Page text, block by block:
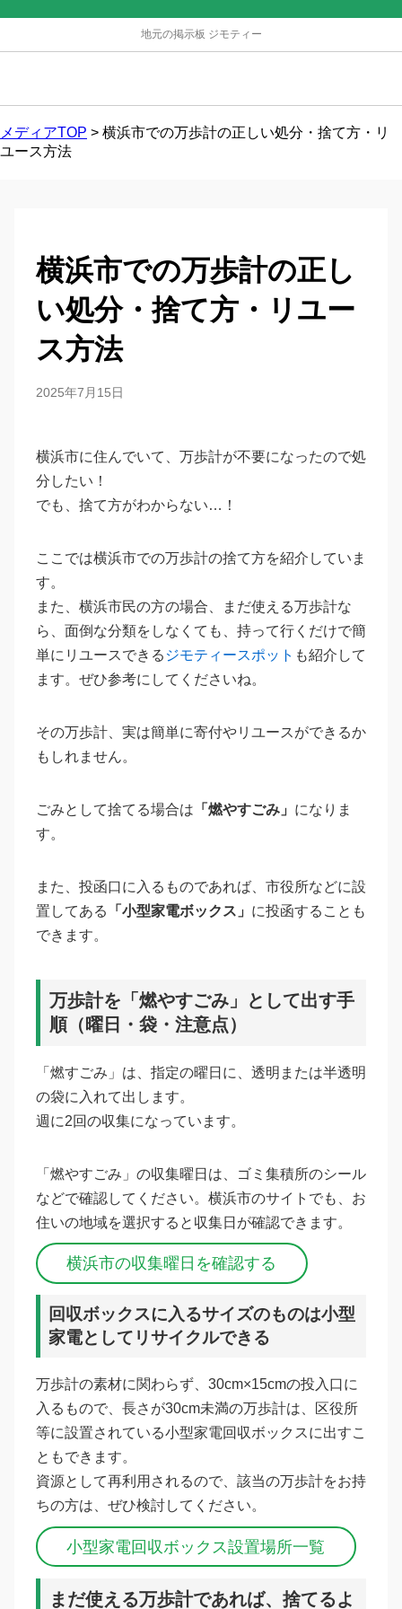
地元の掲示板 ジモティー
メディアTOP > 横浜市での万歩計の正しい処分・捨て方・リ
ユース方法
横浜市での万歩計の正し
い処分・捨て方・リユー
ス方法
2025年7月15日
横浜市に住んでいて、万歩計が不要になったので処
分したい！
でも、捨て方がわからない…！
ここでは横浜市での万歩計の捨て方を紹介していま
す。
また、横浜市民の方の場合、まだ使える万歩計な
ら、面倒な分類をしなくても、持って行くだけで簡
単にリユースできる ジモティースポット も紹介して
ます。ぜひ参考にしてくださいね。
その万歩計、実は簡単に寄付やリユースができるか
もしれません。
ごみとして捨てる場合は 「燃やすごみ」 になりま
す。
また、投函口に入るものであれば、市役所などに設
置してある
「小型家電ボックス」 に投函することも
できます。
万歩計を「燃やすごみ」として出す手
順（曜日・袋・注意点）
「燃すごみ」は、指定の曜日に、透明または半透明
の袋に入れて出します。
週に2回の収集になっています。
「燃やすごみ」の収集曜日は、ゴミ集積所のシール
などで確認してください。横浜市のサイトでも、お
住いの地域を選択すると収集日が確認できます。
横浜市の収集曜日を確認する
回収ボックスに入るサイズのものは小型
家電としてリサイクルできる
万歩計の素材に関わらず、30cm×15cmの投入口に
入るもので、長さが30cm未満の万歩計は、区役所
等に設置されている小型家電回収ボックスに出すこ
ともできます。
資源として再利用されるので、該当の万歩計をお持
ちの方は、ぜひ検討してください。
小型家電回収ボックス設置場所一覧
まだ使える万歩計であれば、捨てるよ